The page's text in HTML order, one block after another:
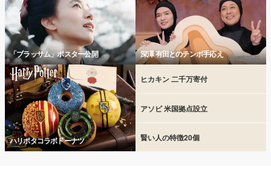
「ブラッサム」ポスター公開 深澤 有田とのテンポ手応え
ハリポタコラボドーナツ
ヒカキン 二千万寄付
アソビ 米国拠点設立
賢い人の特徴20個